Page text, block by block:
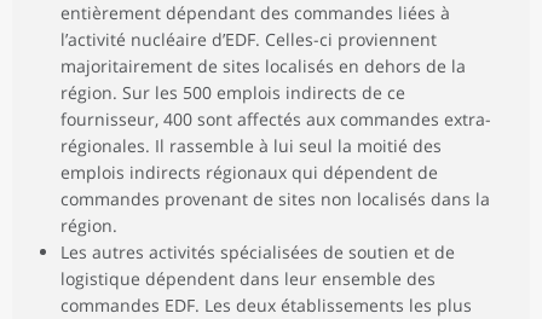
entièrement dépendant des commandes liées à
l’activité nucléaire d’EDF. Celles-ci proviennent
majoritairement de sites localisés en dehors de la
région. Sur les 500 emplois indirects de ce
fournisseur, 400 sont affectés aux commandes extra-
régionales. Il rassemble à lui seul la moitié des
emplois indirects régionaux qui dépendent de
commandes provenant de sites non localisés dans la
région.
Les autres activités spécialisées de soutien et de
logistique dépendent dans leur ensemble des
commandes EDF. Les deux établissements les plus